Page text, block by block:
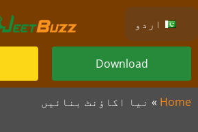
Download
اردو
Home
» نیا اکاؤنٹ بنائیں